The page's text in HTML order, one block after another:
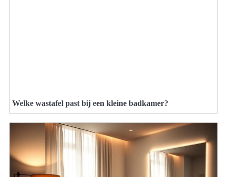
Welke wastafel past bij een kleine badkamer?